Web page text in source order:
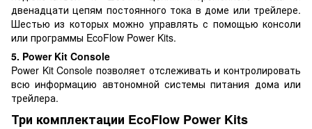
двенадцати цепям постоянного тока в доме или трейлере.
Шестью из которых можно управлять с помощью консоли
или программы EcoFlow Power Kits.
5. Power Kit Console
Power Kit Console позволяет отслеживать и контролировать
всю информацию автономной системы питания дома или
трейлера.
Три комплектации EcoFlow Power Kits